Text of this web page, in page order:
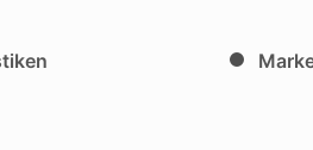
die eine Einwilligung erteilt